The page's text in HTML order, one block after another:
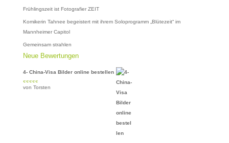
Frühlingszeit ist Fotografier ZEIT
Komikerin Tahnee begeistert mit ihrem Soloprogramm „Blütezeit“ im
Mannheimer Capitol
Gemeinsam strahlen
Neue Bewertungen
4- China-Visa Bilder online bestellen
Bewertet mit
von Torsten